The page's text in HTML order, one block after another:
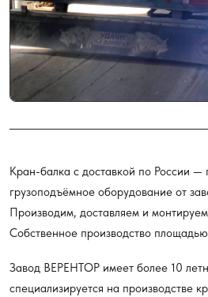
Кран-балка с доставкой по России —
грузоподъёмное оборудование от
Производим, доставляем и
Собственное производство
Завод ВЕРЕНТОР имеет более 10
специализируется на производстве